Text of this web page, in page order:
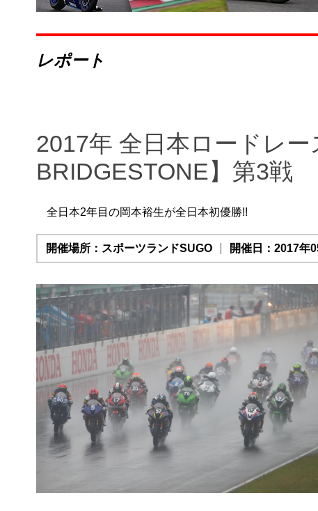
レポート
2017年 全日本ロードレ
BRIDGESTONE】第3戦
全日本2年目の岡本裕生が全日本初優勝!!
開催場所：スポーツランドSUGO 開催日：2017年